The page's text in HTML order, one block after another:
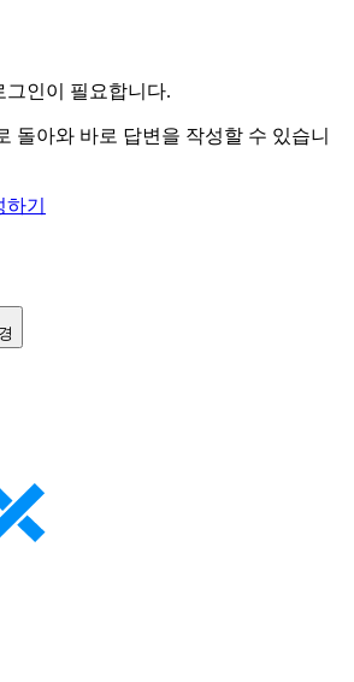
그인이 필요합니다.
돌아와 바로 답변을 작성할 수 있습니
기